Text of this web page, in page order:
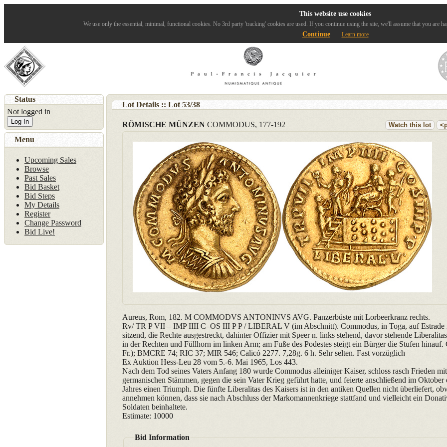
This website use cookies
We use only the essential, minimal, functional cookies. No 3rd party 'tracking' cookies are used. If you continue using the site, we'll assume that you are
Continue Learn more
Lot Details :: Lot 53/38
Watch this lot
RÖMISCHE MÜNZEN COMMODUS, 177-192
Aureus, Rom, 182. M COMMODVS ANTONINVS AVG. Panzerbüste mit Lorbeerkranz rechts.
Rv/ TR P VII – IMP IIII C–OS III P P / LIBERAL V (im Abschnitt). Commodus, in Toga, auf Estrade
sitzend, die Rechte ausgestreckt, dahinter Offizier mit Speer n. links stehend, davor stehende
in der Rechten und Füllhorn im linken Arm; am Fuße des Podestes steigt ein Bürger die Stufen hinauf.
Fr.); BMCRE 74; RIC 37; MIR 546; Calicó 2277. 7,28g. 6 h. Sehr selten. Fast vorzüglich
Ex Auktion Hess-Leu 28 vom 5.-6. Mai 1965, Los 443.
Nach dem Tod seines Vaters Anfang 180 wurde Commodus alleiniger Kaiser, schloss rasch Frieden
germanischen Stämmen, gegen die sein Vater Krieg geführt hatte, und feierte anschließend im Oktober
Jahres einen Triumph. Die fünfte Liberalitas des Kaisers ist in den antiken Quellen nicht überliefert,
annehmen können, dass sie nach Abschluss der Markomannenkriege stattfand und vielleicht ein
Soldaten beinhaltete.
Estimate: 10000
Bid Information
Status
Not logged in
Log In
Menu
Upcoming Sales
Browse
Past Sales
Bid Basket
Bid Steps
My Details
Register
Change Password
Bid Live!